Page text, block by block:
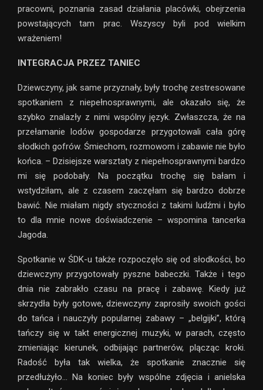
pracowni, poznania zasad działania placówki, obejrzenia
powstających tam prac. Wszyscy byli pod wielkim
wrażeniem!
INTEGRACJA PRZEZ TANIEC
Dziewczyny, jak same przyznały, były trochę zestresowane
spotkaniem z niepełnosprawnymi, ale okazało się, że
szybko znalazły z nimi wspólny język. Zwłaszcza, że na
przełamanie lodów gospodarze przygotowali cała górę
słodkich gofrów. Śmiechom, rozmowom i zabawie nie było
końca. – Dzisiejsze warsztaty z niepełnosprawnymi bardzo
mi się podobały. Na początku trochę się bałam i
wstydziłam, ale z czasem zaczęłam się bardzo dobrze
bawić. Nie miałam nigdy styczności z takimi ludźmi i było
to dla mnie nowe doświadczenie – wspomina tancerka
Jagoda.
Spotkanie w ŚDK-u także rozpoczęło się od słodkości, bo
dziewczyny przygotowały pyszne babeczki. Także i tego
dnia nie zabrakło czasu na pracę i zabawę. Kiedy już
skrzydła były gotowe, dziewczyny zaprosiły swoich gości
do tańca i nauczyły popularnej zabawy – „belgijki”, którą
tańczy się w takt energicznej muzyki, w parach, często
zmieniając kierunek, odbijając partnerów, plącząc kroki.
Radość była tak wielka, że spotkanie znacznie się
przedłużyło… Na koniec były wspólne zdjęcia i anielska